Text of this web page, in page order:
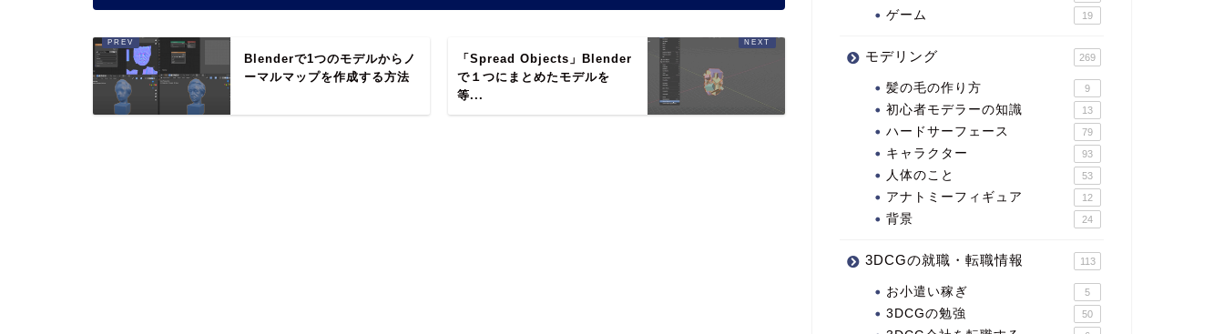
Blenderで1つのモデルからノ
ーマルマップを作成する方法
「Spread Objects」Blender
で１つにまとめたモデルを
等...
ゲーム 19
モデリング 269
髪の毛の作り方 9
初心者モデラーの知識 13
ハードサーフェース 79
キャラクター 93
人体のこと 53
アナトミーフィギュア 12
背景 24
3DCGの就職・転職情報 113
お小遣い稼ぎ 5
3DCGの勉強 50